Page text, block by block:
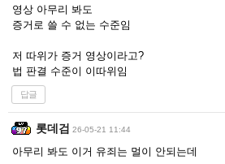
영상 아무리 봐도
증거로 쓸 수 없는 수준임
저 따위가 증거 영상이라고?
법 판결 수준이 이따위임
답글
롯데검 26-05-21 11:44
아무리 봐도 이거 유죄는 멀이 안되는데